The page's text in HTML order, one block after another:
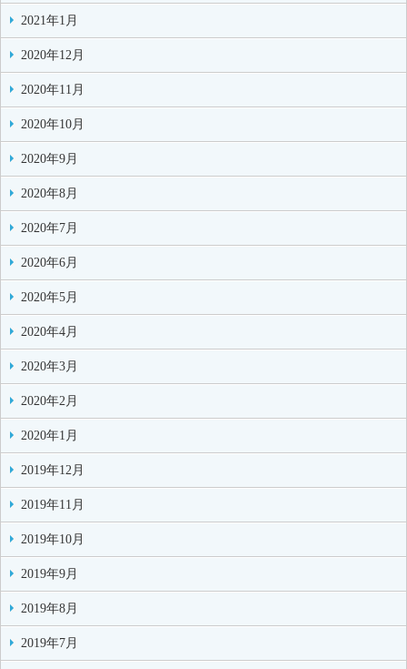
2021年1月
2020年12月
2020年11月
2020年10月
2020年9月
2020年8月
2020年7月
2020年6月
2020年5月
2020年4月
2020年3月
2020年2月
2020年1月
2019年12月
2019年11月
2019年10月
2019年9月
2019年8月
2019年7月